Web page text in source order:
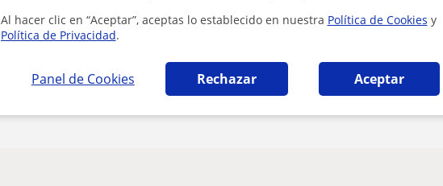
Al hacer clic en “Aceptar”, aceptas lo establecido en nuestra Política de Cookies y
Política de Privacidad.
Panel de Cookies Rechazar Aceptar
¿Hay algún error en este perfil? Cuéntanos